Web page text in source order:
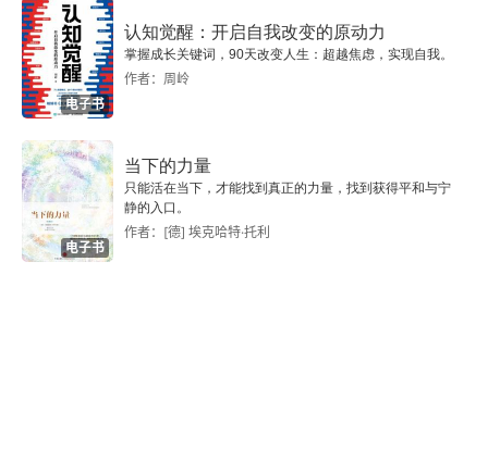
电子书
认知觉醒：开启自我改变的原动力
掌握成长关键词，90天改变人生：超越焦虑，实现自我。
作者：周岭
电子书
当下的力量
只能活在当下，才能找到真正的力量，找到获得平和与宁
静的入口。
作者：[德] 埃克哈特·托利